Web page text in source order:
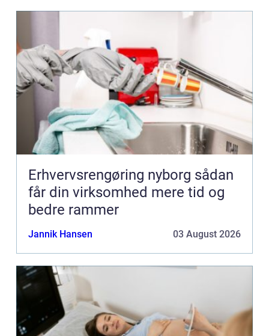
Erhvervsrengøring nyborg sådan
får din virksomhed mere tid og
bedre rammer
Jannik Hansen 03 August 2026